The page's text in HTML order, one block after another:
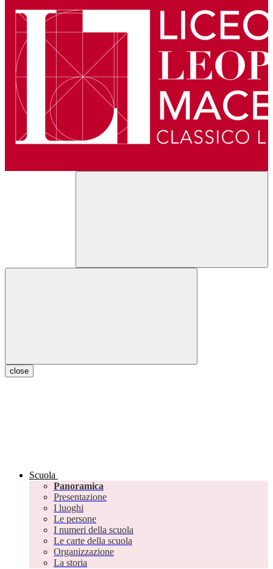
close
Scuola
Panoramica
Presentazione
I luoghi
Le persone
I numeri della scuola
Le carte della scuola
Organizzazione
La storia